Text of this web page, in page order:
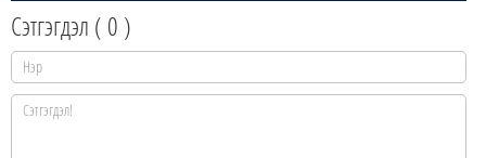
Сэтгэгдэл ( 0 )